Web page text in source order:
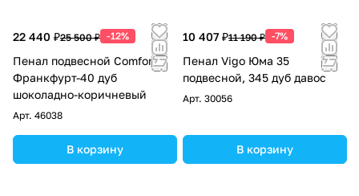
22 440 ₽25 500 ₽ -12%
Пенал подвесной Comforty
Франкфурт-40 дуб
шоколадно-коричневый
Арт. 46038
В корзину
10 407 ₽11 190 ₽ -7%
Пенал Vigo Юма 35
подвесной, 345 дуб давос
Арт. 30056
В корзину